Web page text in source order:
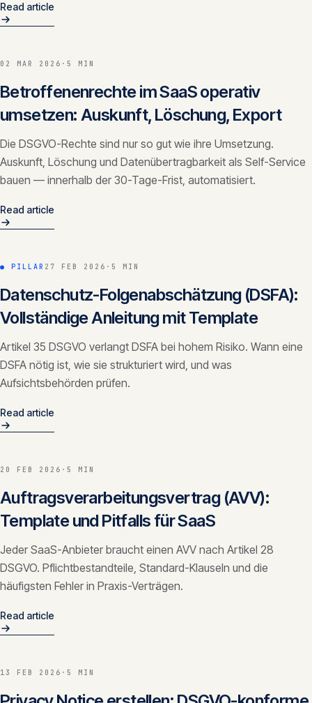
Read article
02 MAR 2026 · 5 MIN
Betroffenenrechte im SaaS operativ
umsetzen: Auskunft, Löschung, Export
Die DSGVO-Rechte sind nur so gut wie ihre Umsetzung.
Auskunft, Löschung und Datenübertragbarkeit als Self-Service
bauen — innerhalb der 30-Tage-Frist, automatisiert.
Read article
● PILLAR 27 FEB 2026 · 5 MIN
Datenschutz-Folgenabschätzung (DSFA):
Vollständige Anleitung mit Template
Artikel 35 DSGVO verlangt DSFA bei hohem Risiko. Wann eine
DSFA nötig ist, wie sie strukturiert wird, und was
Aufsichtsbehörden prüfen.
Read article
20 FEB 2026 · 5 MIN
Auftragsverarbeitungsvertrag (AVV):
Template und Pitfalls für SaaS
Jeder SaaS-Anbieter braucht einen AVV nach Artikel 28
DSGVO. Pflichtbestandteile, Standard-Klauseln und die
häufigsten Fehler in Praxis-Verträgen.
Read article
13 FEB 2026 · 5 MIN